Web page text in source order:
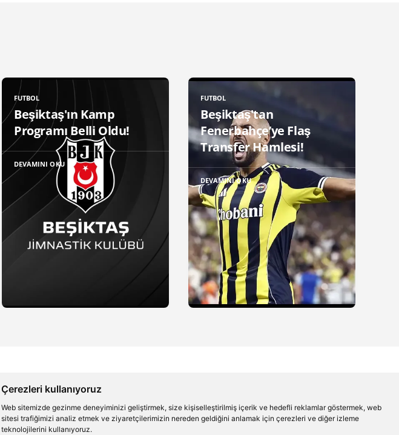
Çerezleri kullanıyoruz
Web sitemizde gezinme deneyiminizi geliştirmek, size kişiselleştirilmiş içerik ve hedefli reklamlar göstermek, web
sitesi trafiğimizi analiz etmek ve ziyaretçilerimizin nereden geldiğini anlamak için çerezleri ve diğer izleme
teknolojilerini kullanıyoruz.
FUTBOL
Beşiktaş'ın Kamp
Programı Belli Oldu!
DEVAMINI OKU
FUTBOL
Beşiktaş'tan
Fenerbahçe’ye Flaş
Transfer Hamlesi!
DEVAMINI OKU
İletişim Twitter Instagram Beşiktaş'ın Medyası